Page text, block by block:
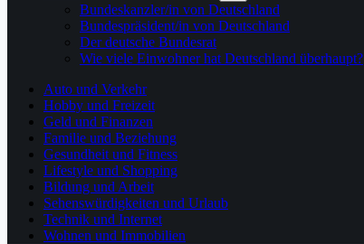
Bundeskanzler/in von Deutschland
Bundespräsident/in von Deutschland
Der deutsche Bundesrat
Wie viele Einwohner hat Deutschland überhaupt?
Auto und Verkehr
Hobby und Freizeit
Geld und Finanzen
Familie und Beziehung
Gesundheit und Fitness
Lifestyle und Shopping
Bildung und Arbeit
Sehenswürdigkeiten und Urlaub
Technik und Internet
Wohnen und Immobilien